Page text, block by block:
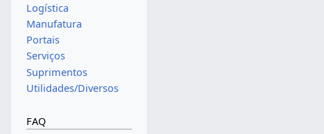
Logística
Manufatura
Portais
Serviços
Suprimentos
Utilidades/Diversos
FAQ